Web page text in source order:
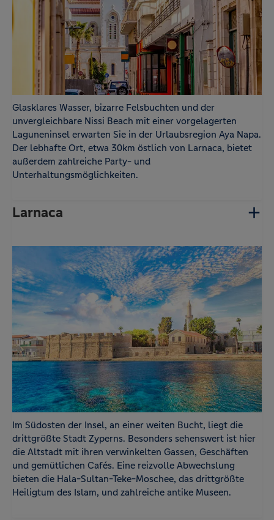
Glasklares Wasser, bizarre Felsbuchten und der
unvergleichbare Nissi Beach mit einer vorgelagerten
Laguneninsel erwarten Sie in der Urlaubsregion Aya Napa.
Der lebhafte Ort, etwa 30km östlich von Larnaca, bietet
außerdem zahlreiche Party- und
Unterhaltungsmöglichkeiten.
Larnaca
Im Südosten der Insel, an einer weiten Bucht, liegt die
drittgrößte Stadt Zyperns. Besonders sehenswert ist hier
die Altstadt mit ihren verwinkelten Gassen, Geschäften
und gemütlichen Cafés. Eine reizvolle Abwechslung
bieten die Hala-Sultan-Teke-Moschee, das drittgrößte
Heiligtum des Islam, und zahlreiche antike Museen.